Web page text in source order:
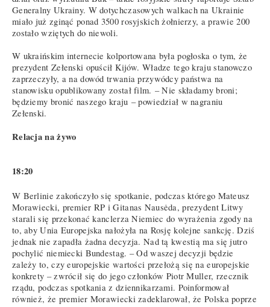
Generalny Ukrainy. W dotychczasowych walkach na Ukrainie
miało już zginąć ponad 3500 rosyjskich żołnierzy, a prawie 200
zostało wziętych do niewoli.
W ukraińskim internecie kolportowana była pogłoska o tym, że
prezydent Zełenski opuścił Kijów. Władze tego kraju stanowczo
zaprzeczyły, a na dowód trwania przywódcy państwa na
stanowisku opublikowany został film. – Nie składamy broni;
będziemy bronić naszego kraju – powiedział w nagraniu
Zełenski.
Relacja na żywo
18:20
W Berlinie zakończyło się spotkanie, podczas którego Mateusz
Morawiecki, premier RP i Gitanas Nausėda, prezydent Litwy
starali się przekonać kanclerza Niemiec do wyrażenia zgody na
to, aby Unia Europejska nałożyła na Rosję kolejne sankcję. Dziś
jednak nie zapadła żadna decyzja. Nad tą kwestią ma się jutro
pochylić niemiecki Bundestag. – Od waszej decyzji będzie
zależy to, czy europejskie wartości przełożą się na europejskie
konkrety – zwrócił się do jego członków Piotr Muller, rzecznik
rządu, podczas spotkania z dziennikarzami. Poinformował
również, że premier Morawiecki zadeklarował, że Polska poprze